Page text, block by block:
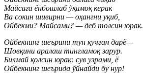
Майсага ёнбошлаб ўқимоқ керак
Ва сокин шивирни — оҳангни уқиб,
Ойбекми? Майсами? — деб толсин юрак.
Ойбекнинг шеърини тун қучган дарё—
Шовқини аралаш тингламоқ зарур.
Билмай қолсин юрак: сув узрами, ё
Ойбекнинг шеърида ўйнайди бу нур!